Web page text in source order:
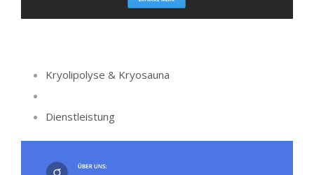
Kryolipolyse & Kryosauna
Dienstleistung